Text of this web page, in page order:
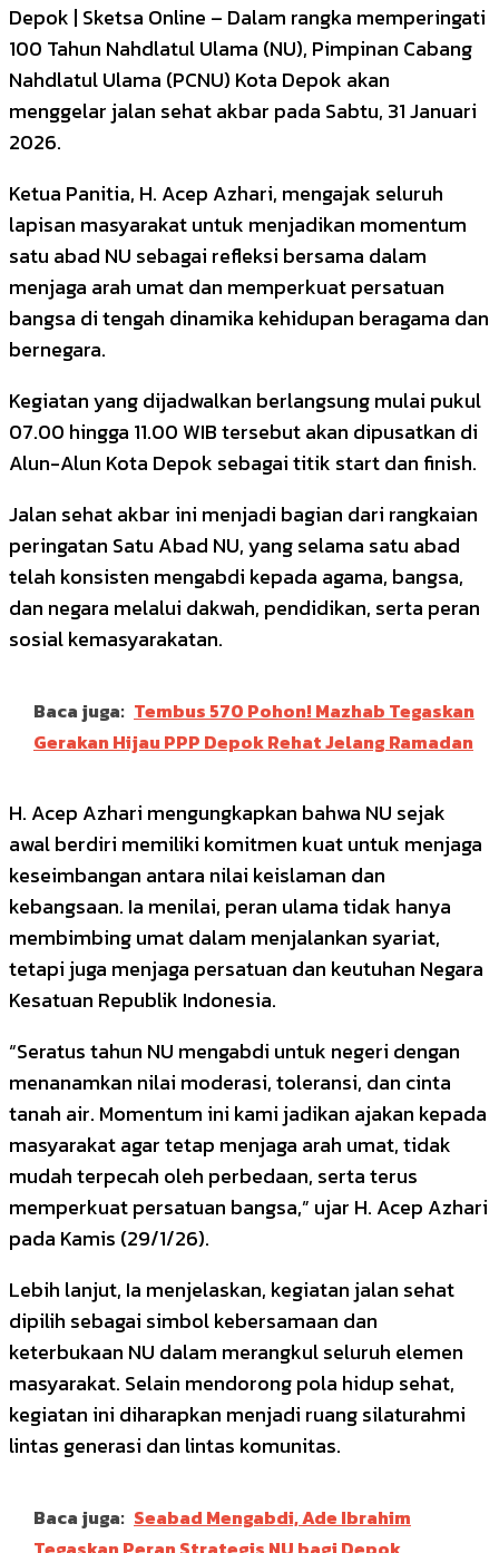
Depok | Sketsa Online – Dalam rangka memperingati
100 Tahun Nahdlatul Ulama (NU), Pimpinan Cabang
Nahdlatul Ulama (PCNU) Kota Depok akan
menggelar jalan sehat akbar pada Sabtu, 31 Januari
2026.
Ketua Panitia, H. Acep Azhari, mengajak seluruh
lapisan masyarakat untuk menjadikan momentum
satu abad NU sebagai refleksi bersama dalam
menjaga arah umat dan memperkuat persatuan
bangsa di tengah dinamika kehidupan beragama dan
bernegara.
Kegiatan yang dijadwalkan berlangsung mulai pukul
07.00 hingga 11.00 WIB tersebut akan dipusatkan di
Alun-Alun Kota Depok sebagai titik start dan finish.
Jalan sehat akbar ini menjadi bagian dari rangkaian
peringatan Satu Abad NU, yang selama satu abad
telah konsisten mengabdi kepada agama, bangsa,
dan negara melalui dakwah, pendidikan, serta peran
sosial kemasyarakatan.
Baca juga: Tembus 570 Pohon! Mazhab Tegaskan
Gerakan Hijau PPP Depok Rehat Jelang Ramadan
H. Acep Azhari mengungkapkan bahwa NU sejak
awal berdiri memiliki komitmen kuat untuk menjaga
keseimbangan antara nilai keislaman dan
kebangsaan. Ia menilai, peran ulama tidak hanya
membimbing umat dalam menjalankan syariat,
tetapi juga menjaga persatuan dan keutuhan Negara
Kesatuan Republik Indonesia.
“Seratus tahun NU mengabdi untuk negeri dengan
menanamkan nilai moderasi, toleransi, dan cinta
tanah air. Momentum ini kami jadikan ajakan kepada
masyarakat agar tetap menjaga arah umat, tidak
mudah terpecah oleh perbedaan, serta terus
memperkuat persatuan bangsa,” ujar H. Acep Azhari
pada Kamis (29/1/26).
Lebih lanjut, Ia menjelaskan, kegiatan jalan sehat
dipilih sebagai simbol kebersamaan dan
keterbukaan NU dalam merangkul seluruh elemen
masyarakat. Selain mendorong pola hidup sehat,
kegiatan ini diharapkan menjadi ruang silaturahmi
lintas generasi dan lintas komunitas.
Baca juga: Seabad Mengabdi, Ade Ibrahim